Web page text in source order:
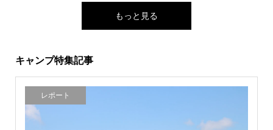
もっと見る
キャンプ特集記事
レポート